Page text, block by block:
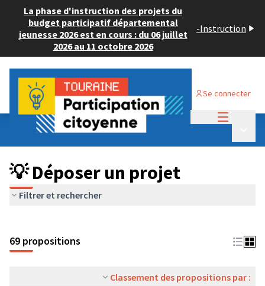
La phase d'instruction des projets du
budget participatif départemental
jeunesse 2026 est en cours : du 06 juillet
2026 au 11 octobre 2026
-Instruction
Se connecter
Budget Participatif ADULTE 2024
💡 Déposer un projet
💡 Déposer un projet
Filtrer et rechercher
69 propositions
Classement des propositions par :